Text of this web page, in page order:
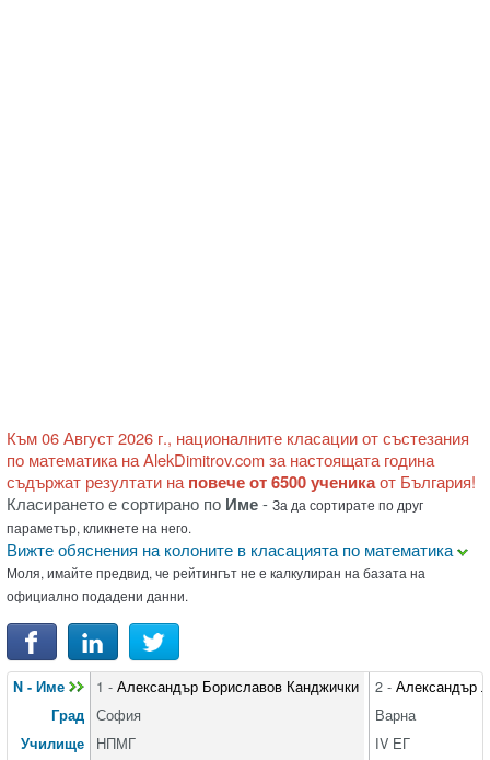
Към 06 Август 2026 г., националните класации от състезания
по математика на AlekDimitrov.com за настоящата година
съдържат резултати на повече от 6500 ученикаот България!
Класирането е сортирано по Име- За да сортирате по друг
параметър, кликнете на него.
Вижте обяснения на колоните в класацията по математика
Моля, имайте предвид, че рейтингът не е калкулиран на базата на
официално подадени данни.
N - Име
Град
Училище
1 - Александър Бориславов Канджички
София
НПМГ
2 - Александър
Варна
ІV ЕГ